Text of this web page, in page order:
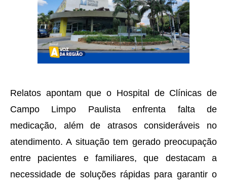
Relatos apontam que o Hospital de Clínicas de
Campo Limpo Paulista enfrenta falta de
medicação, além de atrasos consideráveis no
atendimento. A situação tem gerado preocupação
entre pacientes e familiares, que destacam a
necessidade de soluções rápidas para garantir o